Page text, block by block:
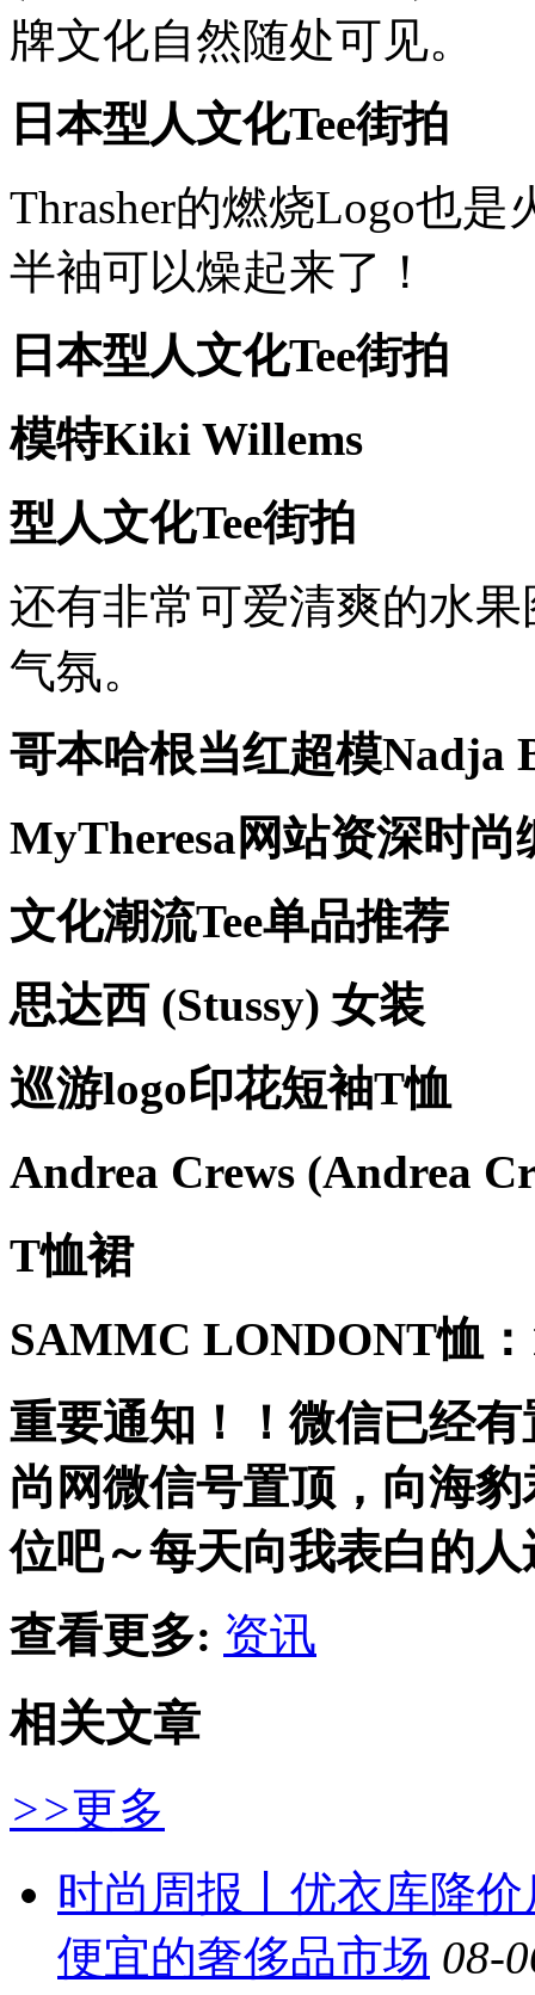
牌文化自然随处可见。
日本型人文化Tee街拍
Thrasher的燃烧Logo也
半袖可以燥起来了！
日本型人文化Tee街拍
模特Kiki Willems
型人文化Tee街拍
还有非常可爱清爽的水
气氛。
哥本哈根当红超模Nadja
MyTheresa网站资深时
文化潮流Tee单品推荐
思达西 (Stussy) 女装
巡游logo印花短袖T恤
Andrea Crews (Andrea
T恤裙
SAMMC LONDONT恤
重要通知！！微信已经
尚网微信号置顶，向海
位吧～每天向我表白的
查看更多: 资讯
相关文章
>>更多
时尚周报丨优衣库降
便宜的奢侈品市场 08-